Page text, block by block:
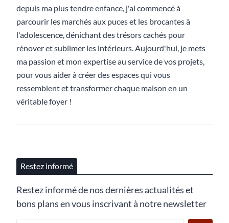
depuis ma plus tendre enfance, j'ai commencé à
parcourir les marchés aux puces et les brocantes à
l'adolescence, dénichant des trésors cachés pour
rénover et sublimer les intérieurs. Aujourd'hui, je mets
ma passion et mon expertise au service de vos projets,
pour vous aider à créer des espaces qui vous
ressemblent et transformer chaque maison en un
véritable foyer !
Restez informé
Restez informé de nos dernières actualités et
bons plans en vous inscrivant à notre newsletter